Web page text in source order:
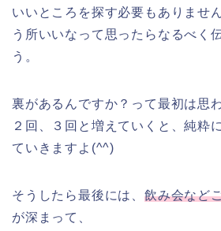
いいところを探す必要もありませ
う所いいなって思ったらなるべく
う。
裏があるんですか？って最初は思
２回、３回と増えていくと、純粋
ていきますよ(^^)
そうしたら最後には、 飲み会など
が深まって、